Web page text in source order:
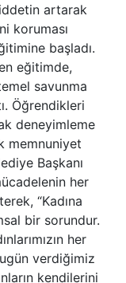
artarak
koruması
başladı.
eğitimde,
savunma
Öğrendikleri
deneyimleme
memnuniyet
Başkanı
her
“Kadına
bir sorundur.
her
verdiğimiz
kendilerini